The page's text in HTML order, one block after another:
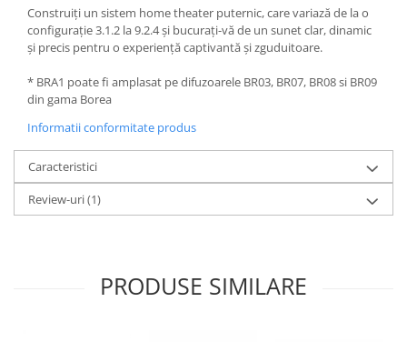
Construiți un sistem home theater puternic, care variază de la o
configurație 3.1.2 la 9.2.4 și bucurați-vă de un sunet clar, dinamic
și precis pentru o experiență captivantă și zguduitoare.
* BRA1 poate fi amplasat pe difuzoarele BR03, BR07, BR08 si BR09
din gama Borea
Informatii conformitate produs
Caracteristici
Review-uri(1)
PRODUSE SIMILARE